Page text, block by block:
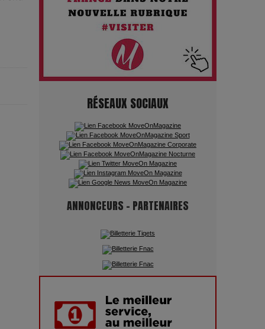
Pourquoi les Petites
Entreprises Créatives Deviennent
les Cibles des Hackers
Les 3 meilleures destinations
pour des vacances sportives !
Quand l'Opéra Rencontre l'IA :
Lola Volonakis, l'Artiste du
Paradoxe qui Chante le Futur
pouvoir : une plongée dans un
futur troublant
Kazakhstan”, célèbre ses 30 ans
de carrière à la Salle Gaveau
RÉSEAUX SOCIAUX
ANNONCEURS - PARTENAIRES